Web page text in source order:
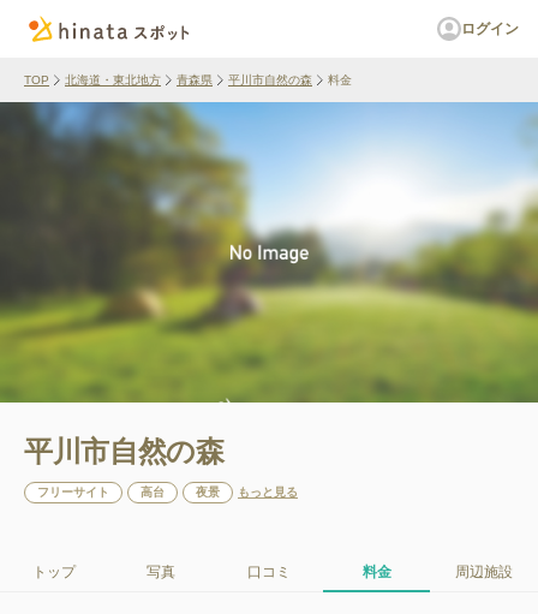
ログイン
TOP 北海道・東北地方 青森県 平川市自然の森 料金
平川市自然の森
フリーサイト 高台 夜景 もっと見る
トップ 写真 口コミ 料金 周辺施設